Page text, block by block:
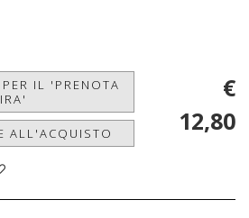
IL 'PRENOTA
ALL'ACQUISTO
€
12,80